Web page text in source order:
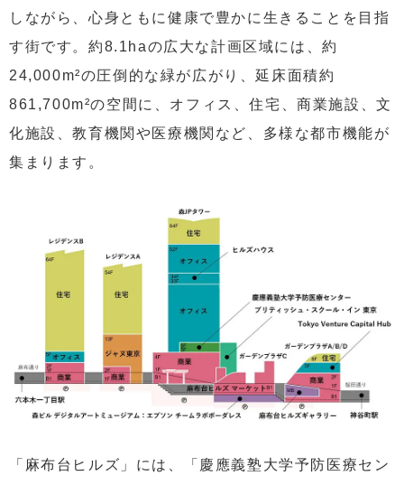
しながら、心身ともに健康で豊かに生きることを目指
す街です。約8.1haの広大な計画区域には、約
24,000m²の圧倒的な緑が広がり、延床面積約
861,700m²の空間に、オフィス、住宅、商業施設、文
化施設、教育機関や医療機関など、多様な都市機能が
集まります。
「麻布台ヒルズ」には、「慶應義塾大学予防医療セン